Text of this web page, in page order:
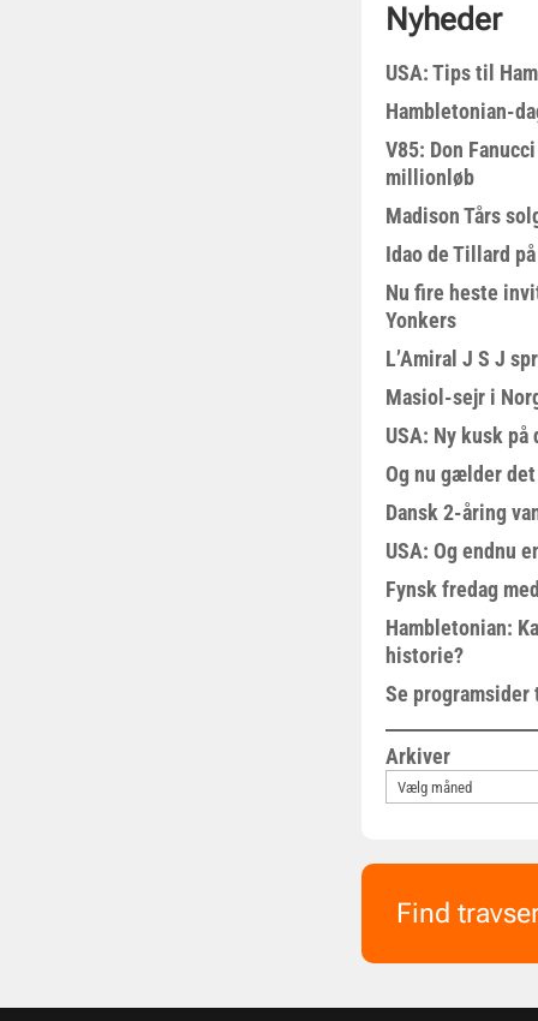
Nyheder
USA: Tips til
Hambletonian-
V85: Don
millionløb
Madison Tårs
Idao de Tillard
Nu fire heste
Yonkers
L’Amiral J S J
Masiol-sejr i
USA: Ny kusk på
Og nu gælder
Dansk 2-åring
USA: Og endnu
Fynsk fredag
Hambletonian:
historie?
Se
Arkiver
Find